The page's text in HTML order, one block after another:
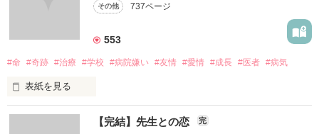
私には、あなたの母親になる資格はありますか？
あなたのママになる事はできますか？
その他 737ページ
553
#命 #奇跡 #治療 #学校 #病院嫌い #友情 #愛情 #成長 #医者 #病気
表紙を見る
【完結】先生との恋 完